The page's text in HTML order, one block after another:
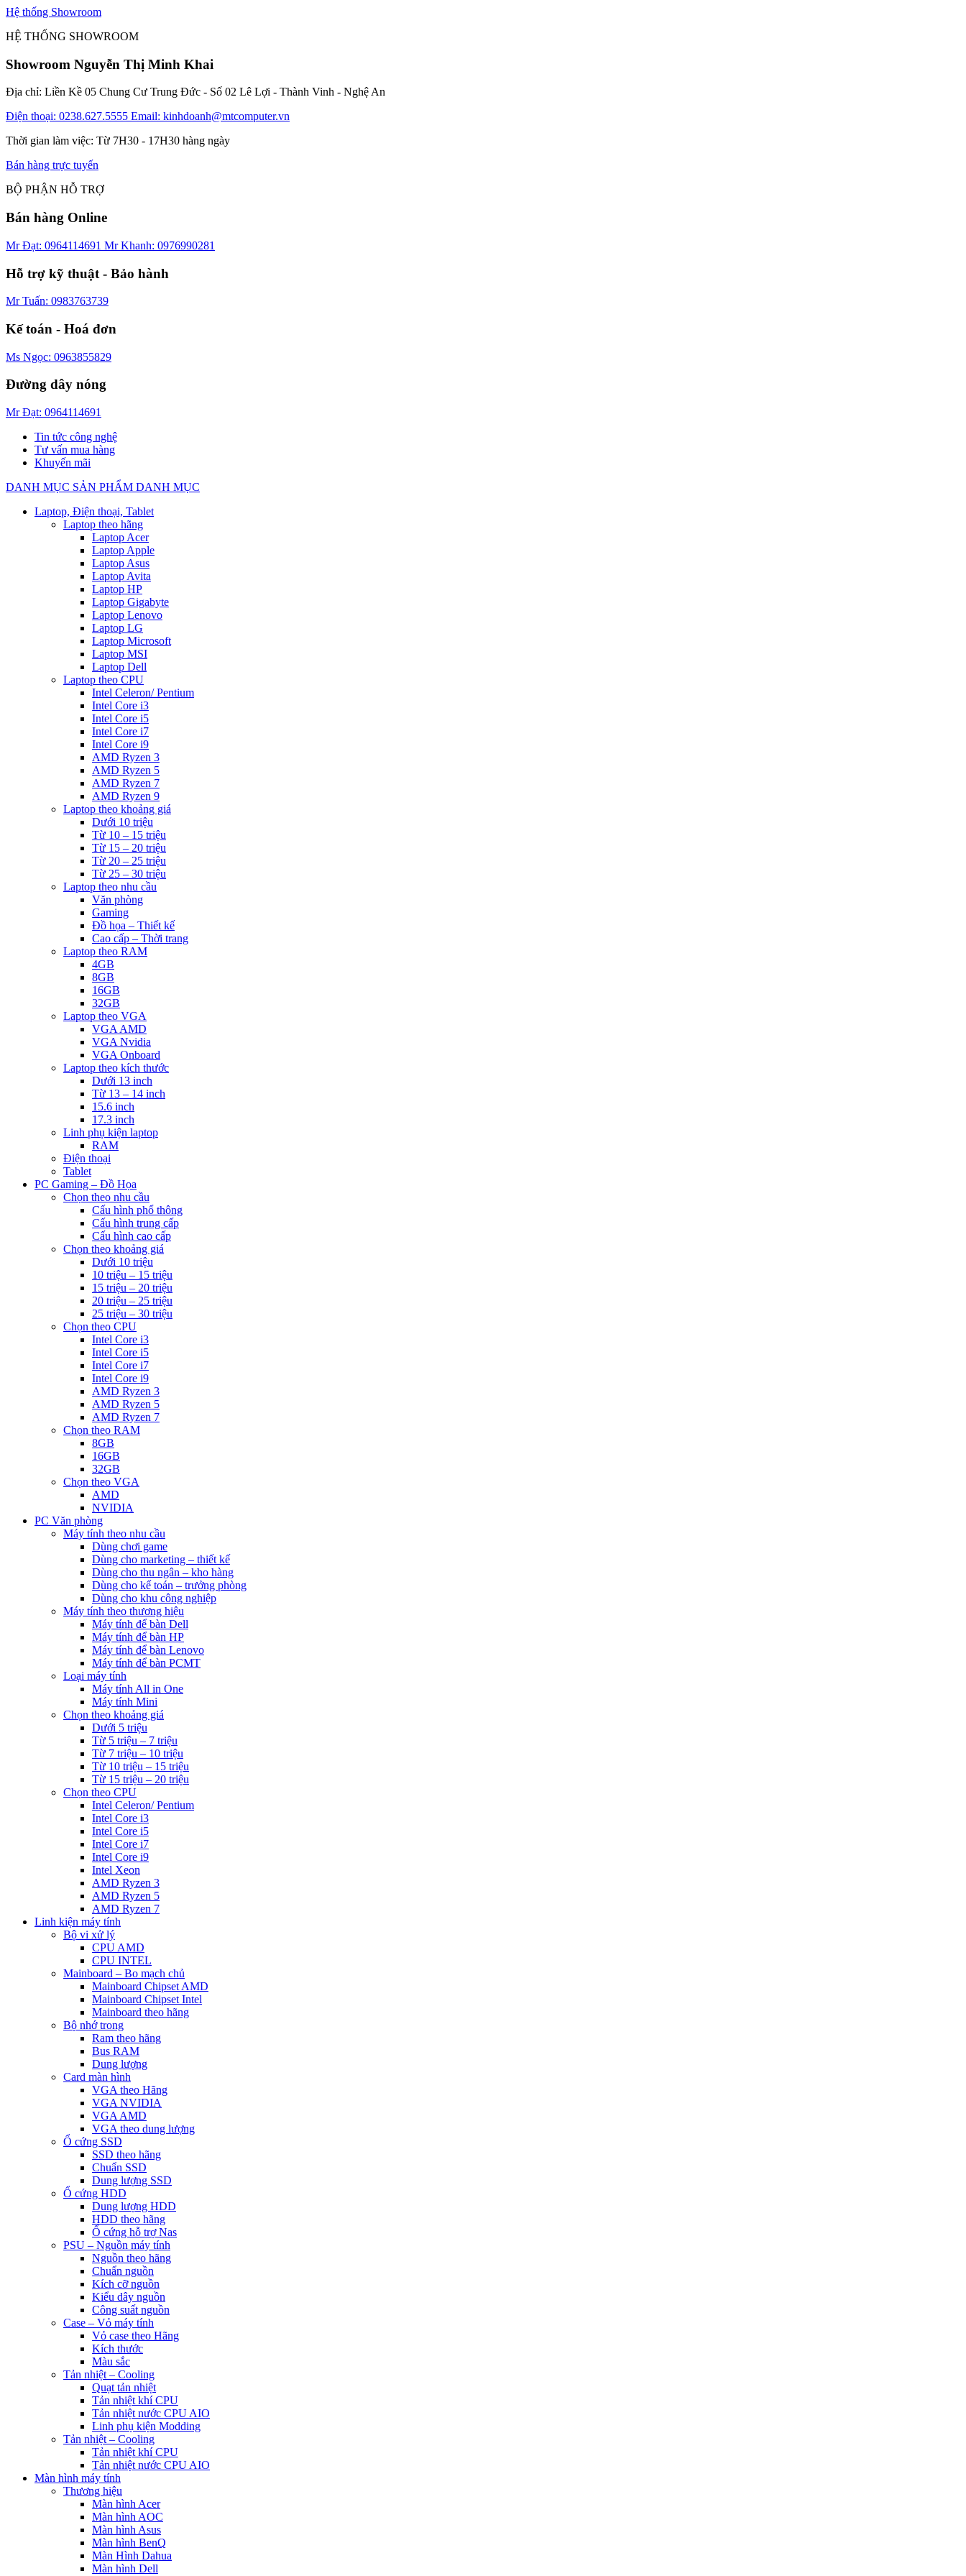
Hệ thống Showroom
HỆ THỐNG SHOWROOM
Showroom Nguyễn Thị Minh Khai
Địa chỉ: Liền Kề 05 Chung Cư Trung Đức - Số 02 Lê Lợi - Thành Vinh - Nghệ An
Điện thoại: 0238.627.5555 Email: kinhdoanh@mtcomputer.vn
Thời gian làm việc: Từ 7H30 - 17H30 hàng ngày
Bán hàng trực tuyến
BỘ PHẬN HỖ TRỢ
Bán hàng Online
Mr Đạt: 0964114691 Mr Khanh: 0976990281
Hỗ trợ kỹ thuật - Bảo hành
Mr Tuấn: 0983763739
Kế toán - Hoá đơn
Ms Ngọc: 0963855829
Đường dây nóng
Mr Đạt: 0964114691
Tin tức công nghệ
Tư vấn mua hàng
Khuyến mãi
DANH MỤC SẢN PHẨM DANH MỤC
Laptop, Điện thoại, Tablet
Laptop theo hãng
Laptop Acer
Laptop Apple
Laptop Asus
Laptop Avita
Laptop HP
Laptop Gigabyte
Laptop Lenovo
Laptop LG
Laptop Microsoft
Laptop MSI
Laptop Dell
Laptop theo CPU
Intel Celeron/ Pentium
Intel Core i3
Intel Core i5
Intel Core i7
Intel Core i9
AMD Ryzen 3
AMD Ryzen 5
AMD Ryzen 7
AMD Ryzen 9
Laptop theo khoảng giá
Dưới 10 triệu
Từ 10 – 15 triệu
Từ 15 – 20 triệu
Từ 20 – 25 triệu
Từ 25 – 30 triệu
Laptop theo nhu cầu
Văn phòng
Gaming
Đồ họa – Thiết kế
Cao cấp – Thời trang
Laptop theo RAM
4GB
8GB
16GB
32GB
Laptop theo VGA
VGA AMD
VGA Nvidia
VGA Onboard
Laptop theo kích thước
Dưới 13 inch
Từ 13 – 14 inch
15.6 inch
17.3 inch
Linh phụ kiện laptop
RAM
Điện thoại
Tablet
PC Gaming – Đồ Họa
Chọn theo nhu cầu
Cấu hình phổ thông
Cấu hình trung cấp
Cấu hình cao cấp
Chọn theo khoảng giá
Dưới 10 triệu
10 triệu – 15 triệu
15 triệu – 20 triệu
20 triệu – 25 triệu
25 triệu – 30 triệu
Chọn theo CPU
Intel Core i3
Intel Core i5
Intel Core i7
Intel Core i9
AMD Ryzen 3
AMD Ryzen 5
AMD Ryzen 7
Chọn theo RAM
8GB
16GB
32GB
Chọn theo VGA
AMD
NVIDIA
PC Văn phòng
Máy tính theo nhu cầu
Dùng chơi game
Dùng cho marketing – thiết kế
Dùng cho thu ngân – kho hàng
Dùng cho kế toán – trưởng phòng
Dùng cho khu công nghiệp
Máy tính theo thương hiệu
Máy tính để bàn Dell
Máy tính để bàn HP
Máy tính để bàn Lenovo
Máy tính để bàn PCMT
Loại máy tính
Máy tính All in One
Máy tính Mini
Chọn theo khoảng giá
Dưới 5 triệu
Từ 5 triệu – 7 triệu
Từ 7 triệu – 10 triệu
Từ 10 triệu – 15 triệu
Từ 15 triệu – 20 triệu
Chọn theo CPU
Intel Celeron/ Pentium
Intel Core i3
Intel Core i5
Intel Core i7
Intel Core i9
Intel Xeon
AMD Ryzen 3
AMD Ryzen 5
AMD Ryzen 7
Linh kiện máy tính
Bộ vi xử lý
CPU AMD
CPU INTEL
Mainboard – Bo mạch chủ
Mainboard Chipset AMD
Mainboard Chipset Intel
Mainboard theo hãng
Bộ nhớ trong
Ram theo hãng
Bus RAM
Dung lượng
Card màn hình
VGA theo Hãng
VGA NVIDIA
VGA AMD
VGA theo dung lượng
Ổ cứng SSD
SSD theo hãng
Chuẩn SSD
Dung lượng SSD
Ổ cứng HDD
Dung lượng HDD
HDD theo hãng
Ổ cứng hỗ trợ Nas
PSU – Nguồn máy tính
Nguồn theo hãng
Chuẩn nguồn
Kích cỡ nguồn
Kiểu dây nguồn
Công suất nguồn
Case – Vỏ máy tính
Vỏ case theo Hãng
Kích thước
Màu sắc
Tản nhiệt – Cooling
Quạt tản nhiệt
Tản nhiệt khí CPU
Tản nhiệt nước CPU AIO
Linh phụ kiện Modding
Tản nhiệt – Cooling
Tản nhiệt khí CPU
Tản nhiệt nước CPU AIO
Màn hình máy tính
Thương hiệu
Màn hình Acer
Màn hình AOC
Màn hình Asus
Màn hình BenQ
Màn Hình Dahua
Màn hình Dell